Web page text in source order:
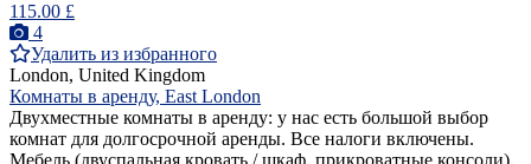
115.00 £
4
Удалить из избранного
London, United Kingdom
Комнаты в аренду, East London
Двухместные комнаты в аренду: у нас есть большой выбор
комнат для долгосрочной аренды. Все налоги включены.